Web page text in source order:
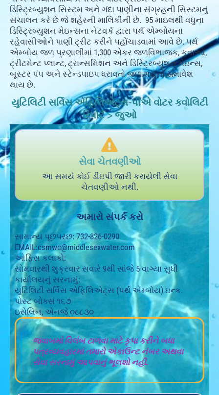
ડિસ્ટ્રિબ્યુશન સિસ્ટમ અને ગંદા પાણીના સંગ્રહની સિસ્ટમનું
સંચાલન કરે છે જે શહેરની માલિકીની છે. 95 માઇલથી વધુના
ડિસ્ટ્રિબ્યુશન મેઇન્સના નેટવર્ક દ્વારા પર્થ એમ્બોયના
રહેવાસીઓને પાણી ટ્રીટ કરીને પહોંચાડવામાં આવે છે. પર્થ
એમ્બોય જળ પ્રણાલીમાં 1,300 એકર જળવિભાજક, કુવાઓ,
ટ્રીટમેન્ટ પ્લાન્ટ, ટ્રાન્સમિશન અને ડિસ્ટ્રિબ્યુશન મેઇન્સ,
બૂસ્ટર પંપ અને સ્ટેન્ડપાઇપ ધરાવતો જળાશયનો સમાવેશ
થાય છે.
યુટિલિટી સર્વિસ એફિલિએટ્સ-પીએ વોટર ક્વોલિટી
રિપોર્ટ > જુઓ
સેવા ચેતવણીઓ
આ સમયે કોઈ ડીઇપી જારી કરાયેલી સેવા
ચેતવણીઓ નથી.
અમારો સંપર્ક કરો
સામાન્ય પૂછપરછ: 732-826-0290
EMAIL:csmwc@middlesexwater.com
ઓફિસ કલાકો:
સોમવારથી શુક્રવાર સવારે 9થી સાંજે 5 વાગ્યા સુધી
કાર્યાલયનું સરનામું:
યુટિલિટી સર્વિસ એફિલિએટ્સ (પર્થ એમ્બોય) ઇન્ક.
પોસ્ટ બોક્સ ૧૬૭
ઇસેલિન, એનજે ૦૮૮૩૦
જવાબમાં વિલંબ ટાળવા માટે કૃપા કરીને બધા
પત્રવ્યવહારમાં તમારો એકાઉન્ટ નંબર અથવા
સેવા સરનામું આપવાનું ભૂલશો નહીં.